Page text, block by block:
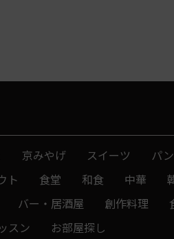
京みやげ スイーツ パン
ト 食堂 和食 中華
バー・居酒屋 創作料理
スン お部屋探し